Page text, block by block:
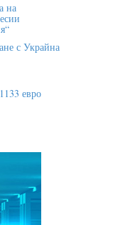
на
с Украйна
евро